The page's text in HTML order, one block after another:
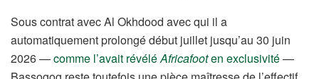
Sous contrat avec Al Okhdood avec qui il a
automatiquement prolongé début juillet jusqu’au 30 juin
2026 —comme l’avait révéléAfricafooten exclusivité—